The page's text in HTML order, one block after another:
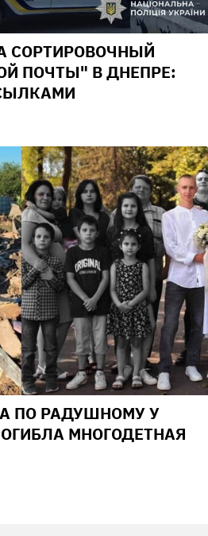
СОРТИРОВОЧНЫЙ
ПОЧТЫ" В ДНЕПРЕ:
ПО РАДУШНОМУ У
МНОГОДЕТНАЯ